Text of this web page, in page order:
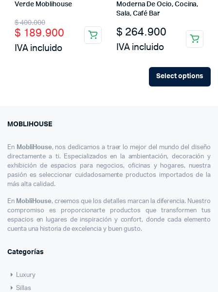
Verde Moblihouse
$400.000
Original
price
was:
$ 189.900
Current
price
is:
IVA incluido
Moderna De Ocio, Cocina,
Sala, Café Bar
$ 264.900
IVA incluido
Select options
MOBLIHOUSE
En MobliHouse, nos dedicamos a traer lo mejor del mundo del diseño
directamente a ti. Especializados en la ambientación, decoración y
exhibición de espacios para negocios, oficinas y hogares, nuestra
pasión es seleccionar cuidadosamente productos importados de la
más alta calidad.
En MobliHouse, creemos que los detalles marcan la diferencia. Nuestro
compromiso es proporcionarte productos que transformen tus
espacios en lugares de inspiración y confort, donde cada elemento
cuenta una historia de excelencia y buen gusto.
Categorías
Luxury
Sillas